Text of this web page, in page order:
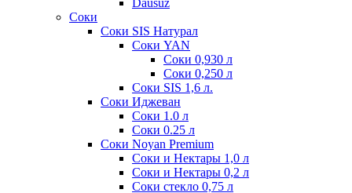
Dausuz
Соки
Соки SIS Натурал
Соки YAN
Соки 0,930 л
Соки 0,250 л
Соки SIS 1,6 л.
Соки Иджеван
Соки 1.0 л
Соки 0.25 л
Соки Noyan Premium
Соки и Нектары 1,0 л
Соки и Нектары 0,2 л
Соки стекло 0,75 л